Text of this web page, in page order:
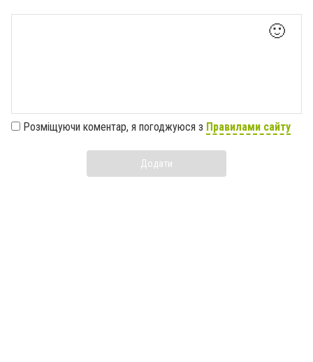
🙂
Розміщуючи коментар, я погоджуюся з Правилами сайту
Додати